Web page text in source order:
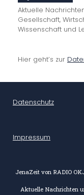
Aktuelle
Gesellschaft,
Wissenschaft und
Hier geht’s zur
Datenschutz
Impressum
JenaZeit von RADIO
Aktuelle Nachrichten